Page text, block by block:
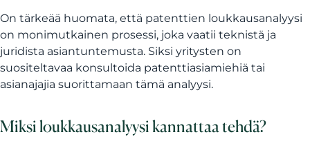
On tärkeää huomata, että patenttien loukkausanalyysi
on monimutkainen prosessi, joka vaatii teknistä ja
juridista asiantuntemusta. Siksi yritysten on
suositeltavaa konsultoida patenttiasiamiehiä tai
asianajajia suorittamaan tämä analyysi.
Miksi loukkausanalyysi kannattaa tehdä?